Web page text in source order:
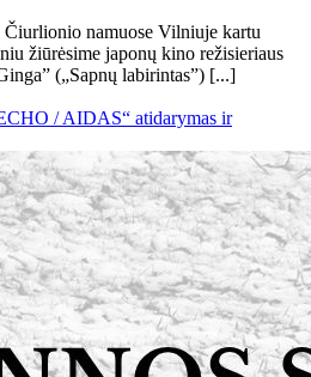
namuose Vilniuje kartu
žiūrėsime japonų kino režisieriaus
(„Sapnų labirintas”) [...]
/ AIDAS“ atidarymas ir